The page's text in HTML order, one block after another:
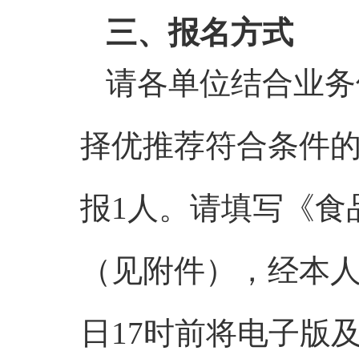
三、报名方式
请各单位结合业
择优推荐符合条件
报1人。请填写《
（见附件），经本
日17时前将电子版